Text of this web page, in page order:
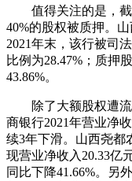
值得关注的是，截
40%的股权被质押。
2021年末，该行被司
比例为28.47%；质押
43.86%。
除了大额股权遭流
商银行2021年营业净
续3年下滑。山西尧都
现营业净收入20.33亿
同比下降41.66%。另